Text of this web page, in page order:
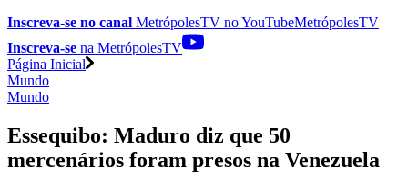
Inscreva-se no canal MetrópolesTV noYouTubeMetrópolesTV
Inscreva-se na MetrópolesTV
Página Inicial
Mundo
Mundo
Essequibo: Maduro diz que 50
mercenários foram presos na Venezuela